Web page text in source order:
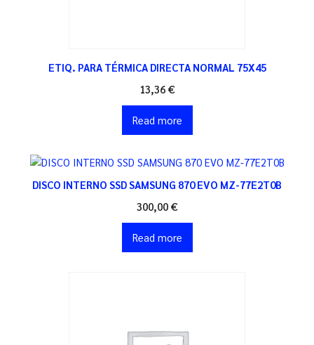
ETIQ. PARA TÉRMICA DIRECTA NORMAL 75X45
13,36 €
Read more
DISCO INTERNO SSD SAMSUNG 870 EVO MZ-77E2T0B
300,00 €
Read more